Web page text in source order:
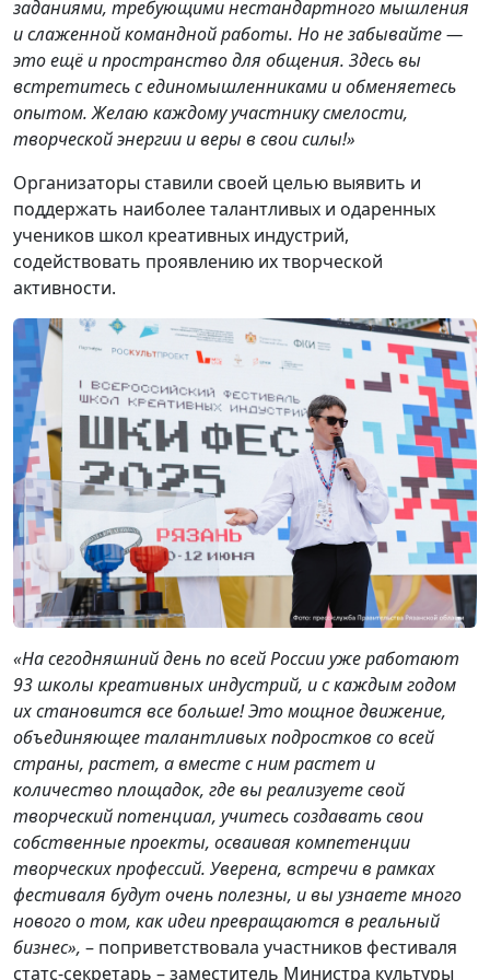
заданиями, требующими нестандартного мышления
и слаженной командной работы. Но не забывайте —
это ещё и пространство для общения. Здесь вы
встретитесь с единомышленниками и обменяетесь
опытом. Желаю каждому участнику смелости,
творческой энергии и веры в свои силы!»
Организаторы ставили своей целью выявить и
поддержать наиболее талантливых и одаренных
учеников школ креативных индустрий,
содействовать проявлению их творческой
активности.
«На сегодняшний день по всей России уже работают
93 школы креативных индустрий, и с каждым годом
их становится все больше! Это мощное движение,
объединяющее талантливых подростков со всей
страны, растет, а вместе с ним растет и
количество площадок, где вы реализуете свой
творческий потенциал, учитесь создавать свои
собственные проекты, осваивая компетенции
творческих профессий. Уверена, встречи в рамках
фестиваля будут очень полезны, и вы узнаете много
нового о том, как идеи превращаются в реальный
бизнес», – поприветствовала участников фестиваля
статс-секретарь – заместитель Министра культуры